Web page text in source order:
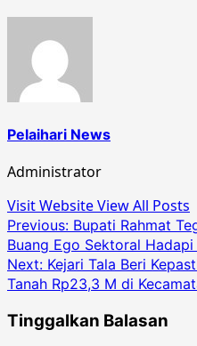
Pelaihari News
Administrator
Visit WebsiteView All Posts
Post
navigation
Previous: Bupati Rahmat
Buang Ego Sektoral Hadapi
Next: Kejari Tala Beri
Tanah Rp23,3 M di
Tinggalkan Balasan